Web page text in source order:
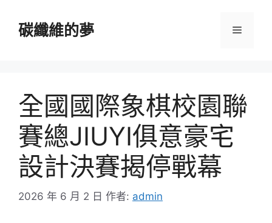
碳纖維的夢 選
全國國際象棋校園聯
賽總JIUYI俱意豪宅
設計決賽揭停戰幕
2026 年 6 月 2 日 作者: admin